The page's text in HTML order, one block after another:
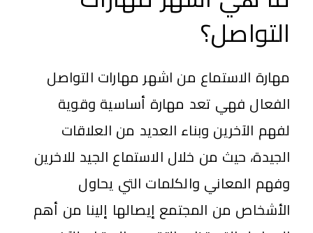
التواصل؟
مهارة الاستماع من اشهر مهارات التواصل
الفعال فهي تعد مهارة أساسية وقوية
لفهم الآخرين وبناء العديد من العلاقات
الجيدة، حيث من خلال الاستماع الجيد للاخرين
وفهم المعاني والكلمات التي يحاول
الأشخاص من المجتمع إيصالها إلينا من أهم